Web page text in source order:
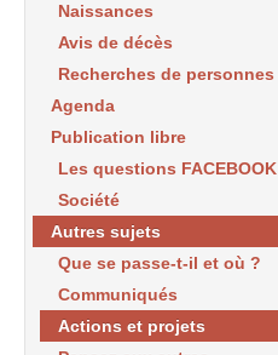
Naissances
Avis de décès
Recherches de personnes
Agenda
Publication libre
Les questions FACEBOOK
Société
Autres sujets
Que se passe-t-il et où ?
Communiqués
Actions et projets